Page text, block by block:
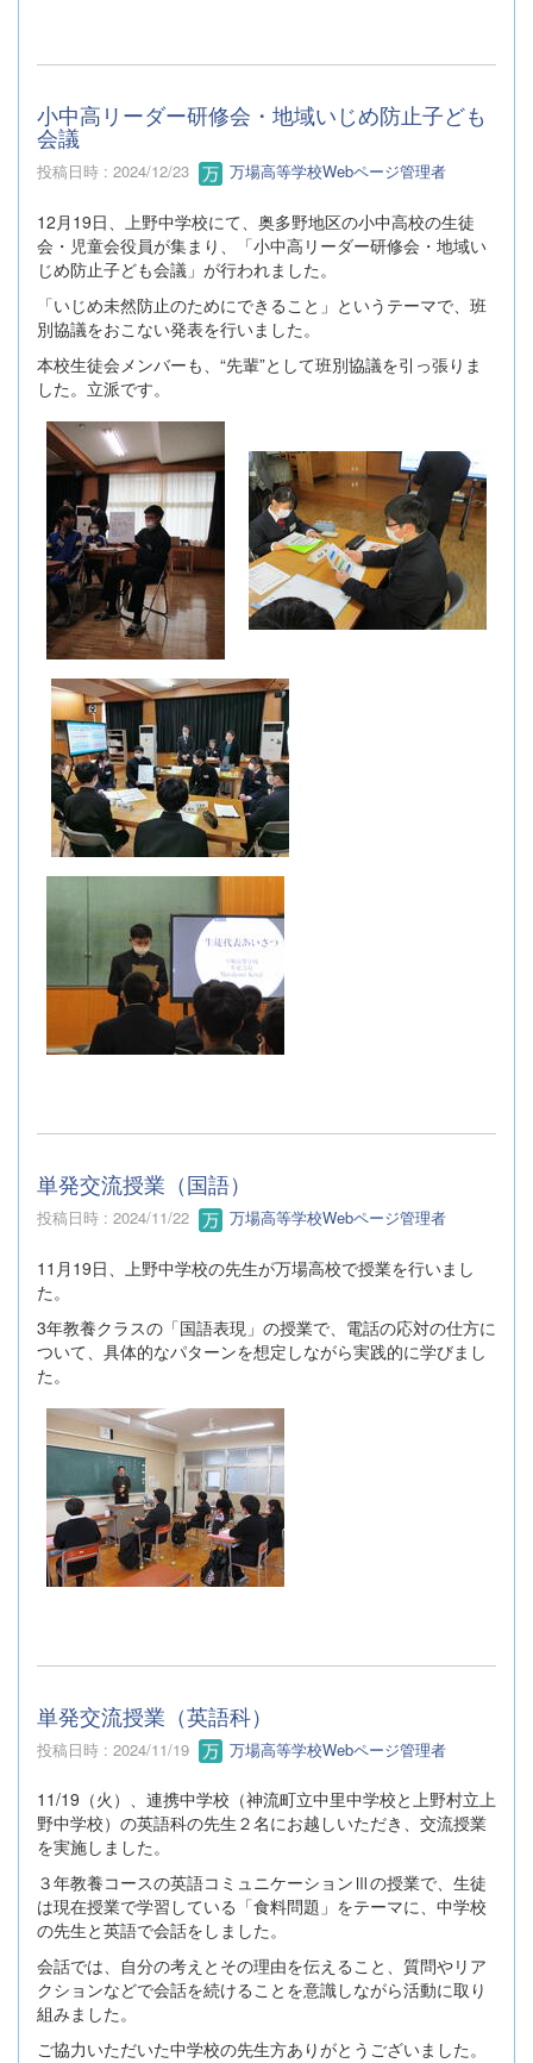
小中高リーダー研修会・地域いじめ防止子ども
会議
投稿日時 : 2024/12/23 万場高等学校Webページ管理者
12月19日、上野中学校にて、奥多野地区の小中高校の生徒
会・児童会役員が集まり、「小中高リーダー研修会・地域い
じめ防止子ども会議」が行われました。
「いじめ未然防止のためにできること」というテーマで、班
別協議をおこない発表を行いました。
本校生徒会メンバーも、“先輩”として班別協議を引っ張りま
した。立派です。
単発交流授業（国語）
投稿日時 : 2024/11/22 万場高等学校Webページ管理者
11月19日、上野中学校の先生が万場高校で授業を行いまし
た。
3年教養クラスの「国語表現」の授業で、電話の応対の仕方に
ついて、具体的なパターンを想定しながら実践的に学びまし
た。
単発交流授業（英語科）
投稿日時 : 2024/11/19 万場高等学校Webページ管理者
11/19（火）、連携中学校（神流町立中里中学校と上野村立上
野中学校）の英語科の先生２名にお越しいただき、交流授業
を実施しました。
３年教養コースの英語コミュニケーションⅢの授業で、生徒
は現在授業で学習している「食料問題」をテーマに、中学校
の先生と英語で会話をしました。
会話では、自分の考えとその理由を伝えること、質問やリア
クションなどで会話を続けることを意識しながら活動に取り
組みました。
ご協力いただいた中学校の先生方ありがとうございました。